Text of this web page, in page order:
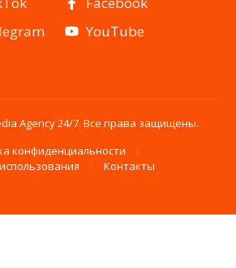
YouTube
Agency 24/7. Все права защищены.
конфиденциальности
Контакты